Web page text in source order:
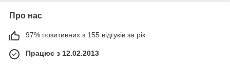
Про нас
97% позитивних з 155 відгуків за рік
Працює з 12.02.2013